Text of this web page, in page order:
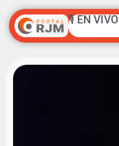
🎙️ EN VIVO